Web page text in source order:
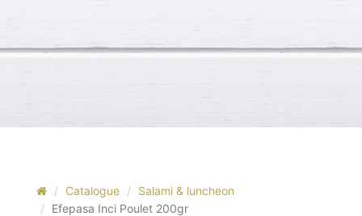
Catalogue
Salami & luncheon
Efepasa Inci Poulet 200gr